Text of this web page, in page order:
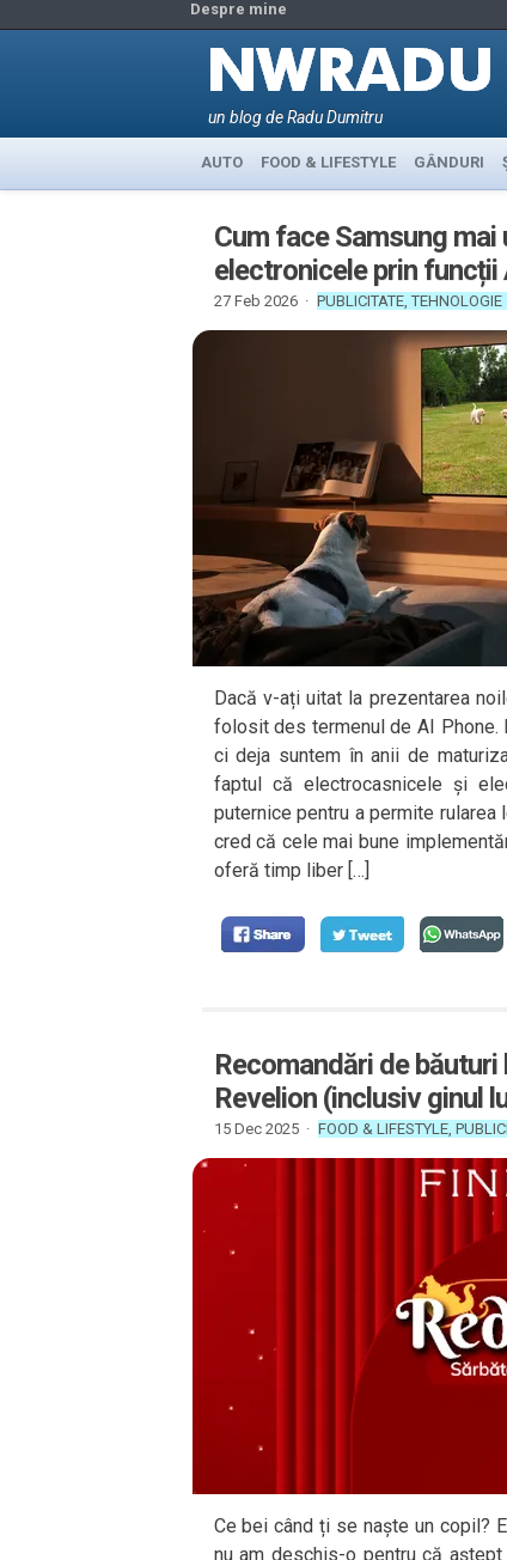
Despre mine
un blog de Radu Dumitru
AUTO FOOD & LIFESTYLE GÂNDURI
Cum face Samsung
electronicele prin funcții
27 Feb 2026 · PUBLICITATE, TEHNOLOGIE
Dacă v-ați uitat la prezentarea
folosit des termenul de AI
ci deja suntem în anii de
faptul că electrocasnicele și
puternice pentru a permite
cred că cele mai bune
oferă timp liber […]
Recomandări de
Revelion (inclusiv ginul
15 Dec 2025 · FOOD & LIFESTYLE,
Ce bei când ți se naște un copil?
nu am deschis-o pentru că